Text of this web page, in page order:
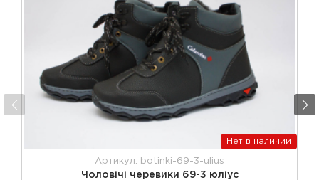
Нет в наличии
Артикул: botinki-69-3-ulius
Чоловічі черевики 69-3 юліус